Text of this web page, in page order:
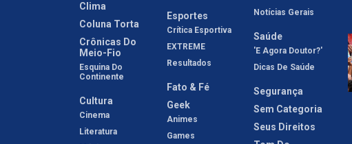
Clima
Coluna Torta
Crônicas Do
Meio-Fio
Esquina Do
Continente
Cultura
Cinema
Literatura
Esportes
Crítica Esportiva
EXTREME
Resultados
Fato & Fé
Geek
Animes
Games
Notícias Gerais
Saúde
'E Agora Doutor?'
Dicas De Saúde
Segurança
Sem Categoria
Seus Direitos